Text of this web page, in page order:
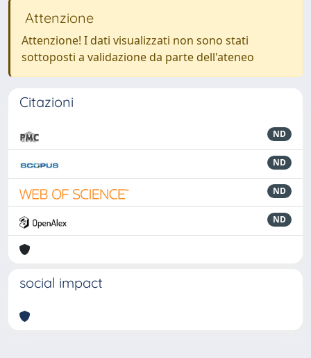
Attenzione
Attenzione! I dati visualizzati non sono stati
sottoposti a validazione da parte dell'ateneo
Citazioni
ND
ND
ND
ND
social impact